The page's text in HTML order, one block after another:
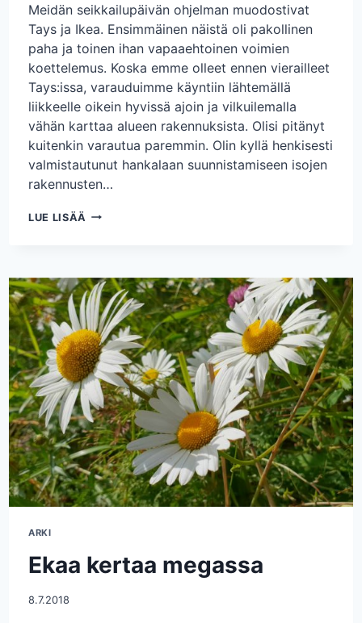
Meidän seikkailupäivän ohjelman muodostivat
Tays ja Ikea. Ensimmäinen näistä oli pakollinen
paha ja toinen ihan vapaaehtoinen voimien
koettelemus. Koska emme olleet ennen vierailleet
Tays:issa, varauduimme käyntiin lähtemällä
liikkeelle oikein hyvissä ajoin ja vilkuilemalla
vähän karttaa alueen rakennuksista. Olisi pitänyt
kuitenkin varautua paremmin. Olin kyllä henkisesti
valmistautunut hankalaan suunnistamiseen isojen
rakennusten…
LUE LISÄÄ SEIKKAILUPÄIVÄ
ARKI
Ekaa kertaa megassa
8.7.2018